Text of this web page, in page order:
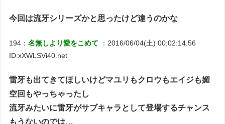
今回は流牙シリーズかと思ったけど違うのかな
194：名無しより愛をこめて
：2016/06/04(土) 00:02:14.56
ID:xXWLSVi40.net
雷牙も出てきてほしいけどマユリもクロウもエイジも媚
空回もやっちゃったし
流牙みたいに雷牙がサブキャラとして登場するチャンス
もうないのでは…